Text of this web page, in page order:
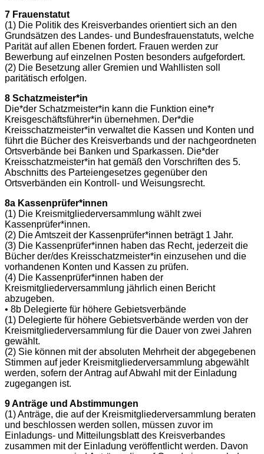
7 Frauenstatut
(1) Die Politik des Kreisverbandes orientiert sich an den
Grundsätzen des Landes- und Bundesfrauenstatuts, welche
Parität auf allen Ebenen fordert. Frauen werden zur
Bewerbung auf einzelnen Posten besonders aufgefordert.
(2) Die Besetzung aller Gremien und Wahllisten soll
paritätisch erfolgen.
8 Schatzmeister*in
Die*der Schatzmeister*in kann die Funktion eine*r
Kreisgeschäftsführer*in übernehmen. Der*die
Kreisschatzmeister*in verwaltet die Kassen und Konten und
führt die Bücher des Kreisverbands und der nachgeordneten
Ortsverbände bei Banken und Sparkassen. Die*der
Kreisschatzmeister*in hat gemäß den Vorschriften des 5.
Abschnitts des Parteiengesetzes gegenüber den
Ortsverbänden ein Kontroll- und Weisungsrecht.
8a Kassenprüfer*innen
(1) Die Kreismitgliederversammlung wählt zwei
Kassenprüfer*innen.
(2) Die Amtszeit der Kassenprüfer*innen beträgt 1 Jahr.
(3) Die Kassenprüfer*innen haben das Recht, jederzeit die
Bücher der/des Kreisschatzmeister*in einzusehen und die
vorhandenen Konten und Kassen zu prüfen.
(4) Die Kassenprüfer*innen haben der
Kreismitgliederversammlung jährlich einen Bericht
abzugeben.
• 8b Delegierte für höhere Gebietsverbände
(1) Delegierte für höhere Gebietsverbände werden von der
Kreismitgliederversammlung für die Dauer von zwei Jahren
gewählt.
(2) Sie können mit der absoluten Mehrheit der abgegebenen
Stimmen auf jeder Kreismitgliederversammlung abgewählt
werden, sofern der Antrag auf Abwahl mit der Einladung
zugegangen ist.
9 Anträge und Abstimmungen
(1) Anträge, die auf der Kreismitgliederversammlung beraten
und beschlossen werden sollen, müssen zuvor im
Einladungs- und Mitteilungsblatt des Kreisverbandes
zusammen mit der Einladung veröffentlicht werden. Davon